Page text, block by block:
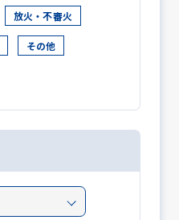
放火・不審火
その他